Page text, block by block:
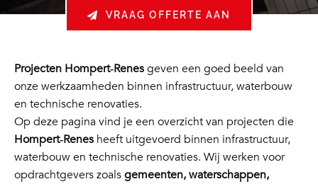
VRAAG OFFERTE AAN
Projecten Hompert‑Renesgeven een goed beeld van
onze werkzaamheden binnen infrastructuur, waterbouw
en technische renovaties.
Op deze pagina vind je een overzicht van projecten die
Hompert‑Renesheeft uitgevoerd binnen infrastructuur,
waterbouw en technische renovaties. Wij werken voor
opdrachtgevers zoalsgemeenten, waterschappen,